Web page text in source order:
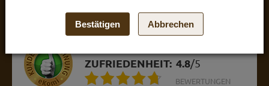
Kundenzufriedenheit
ZUFRIEDENHEIT: 4.8/5
BEWERTUNGEN
Bestätigen Abbrechen